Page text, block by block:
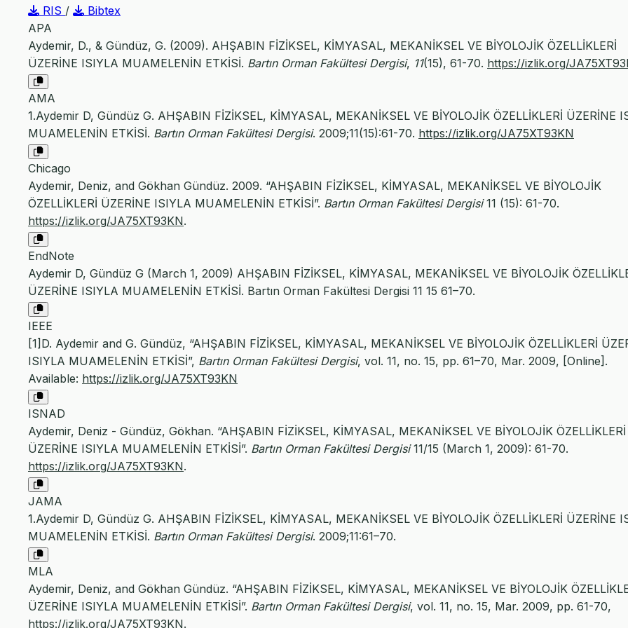
RIS /
Bibtex
APA
Aydemir, D., & Gündüz, G. (2009). AHŞABIN FİZİKSEL, KİMYASAL, MEKANİKSEL VE BİYOLOJİK ÖZELLİKLERİ
ÜZERİNE ISIYLA MUAMELENİN ETKİSİ. Bartın Orman Fakültesi Dergisi, 11(15), 61-70. https://izlik.org/
AMA
1.Aydemir D, Gündüz G. AHŞABIN FİZİKSEL, KİMYASAL, MEKANİKSEL VE BİYOLOJİK ÖZELLİKLERİ ÜZERİNE
MUAMELENİN ETKİSİ. Bartın Orman Fakültesi Dergisi. 2009;11(15):61-70. https://izlik.org/JA75XT93KN
Chicago
Aydemir, Deniz, and Gökhan Gündüz. 2009. “AHŞABIN FİZİKSEL, KİMYASAL, MEKANİKSEL VE BİYOLOJİK
ÖZELLİKLERİ ÜZERİNE ISIYLA MUAMELENİN ETKİSİ”. Bartın Orman Fakültesi Dergisi11 (15): 61-70.
https://izlik.org/JA75XT93KN.
EndNote
Aydemir D, Gündüz G (March 1, 2009) AHŞABIN FİZİKSEL, KİMYASAL, MEKANİKSEL VE BİYOLOJİK
ÜZERİNE ISIYLA MUAMELENİN ETKİSİ. Bartın Orman Fakültesi Dergisi 11 15 61–70.
IEEE
[1]D. Aydemir and G. Gündüz, “AHŞABIN FİZİKSEL, KİMYASAL, MEKANİKSEL VE BİYOLOJİK ÖZELLİKLERİ
ISIYLA MUAMELENİN ETKİSİ”, Bartın Orman Fakültesi Dergisi, vol. 11, no. 15, pp. 61–70, Mar. 2009, [Online].
Available: https://izlik.org/JA75XT93KN
ISNAD
Aydemir, Deniz - Gündüz, Gökhan. “AHŞABIN FİZİKSEL, KİMYASAL, MEKANİKSEL VE BİYOLOJİK ÖZELLİKLERİ
ÜZERİNE ISIYLA MUAMELENİN ETKİSİ”. Bartın Orman Fakültesi Dergisi11/15 (March 1, 2009): 61-70.
https://izlik.org/JA75XT93KN.
JAMA
1.Aydemir D, Gündüz G. AHŞABIN FİZİKSEL, KİMYASAL, MEKANİKSEL VE BİYOLOJİK ÖZELLİKLERİ ÜZERİNE
MUAMELENİN ETKİSİ. Bartın Orman Fakültesi Dergisi. 2009;11:61–70.
MLA
Aydemir, Deniz, and Gökhan Gündüz. “AHŞABIN FİZİKSEL, KİMYASAL, MEKANİKSEL VE BİYOLOJİK
ÜZERİNE ISIYLA MUAMELENİN ETKİSİ”. Bartın Orman Fakültesi Dergisi, vol. 11, no. 15, Mar. 2009, pp. 61-70,
https://izlik.org/JA75XT93KN.